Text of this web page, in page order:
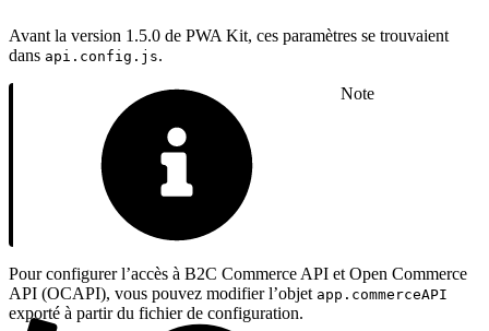
Avant la version 1.5.0 de PWA Kit, ces paramètres se trouvaient
dans api.config.js.
Note
Pour configurer l’accès à B2C Commerce API et Open Commerce
API (OCAPI), vous pouvez modifier l’objet app.commerceAPI
exporté à partir du fichier de configuration.